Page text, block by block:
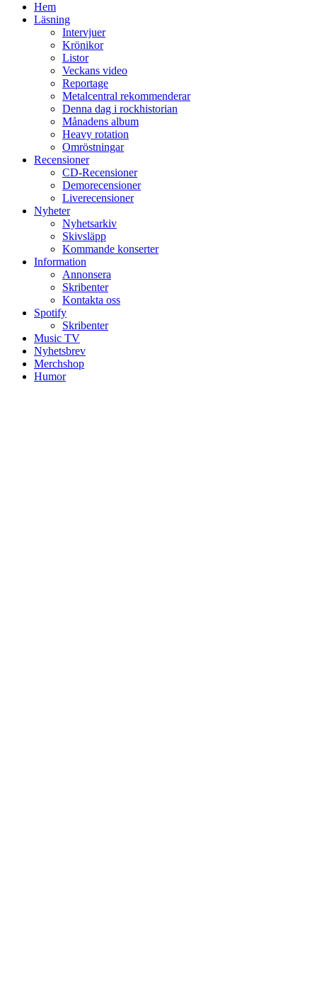
Hem
Läsning
Intervjuer
Krönikor
Listor
Veckans video
Reportage
Metalcentral rekommenderar
Denna dag i rockhistorian
Månadens album
Heavy rotation
Omröstningar
Recensioner
CD-Recensioner
Demorecensioner
Liverecensioner
Nyheter
Nyhetsarkiv
Skivsläpp
Kommande konserter
Information
Annonsera
Skribenter
Kontakta oss
Spotify
Skribenter
Music TV
Nyhetsbrev
Merchshop
Humor